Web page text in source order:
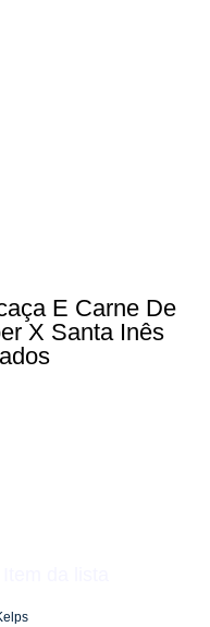
E Carne De
X Santa Inês